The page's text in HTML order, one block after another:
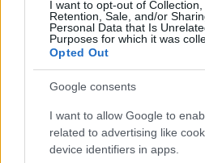
I want to opt-out of Collection,
Retention, Sale, and/or
Personal Data that Is
Purposes for which it was
Opted Out
Google consents
I want to allow Google to
related to advertising like
device identifiers in apps.